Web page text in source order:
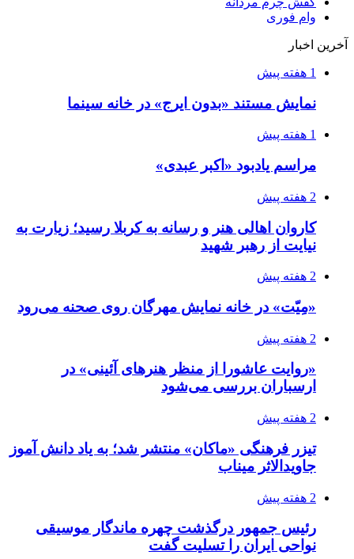
وام فوری
آخرین اخبار
1 هفته پیش
نمایش مستند «بدون ایرج» در خانه سینما
1 هفته پیش
مراسم یادبود «اکبر عبدی»
2 هفته پیش
کاروان اهالی هنر و رسانه به کربلا رسید؛ زیارت به
نیایت از رهبر شهید
2 هفته پیش
«مِیّت» در خانه نمایش مهرگان روی صحنه می‌رود
2 هفته پیش
«روایت عاشورا از منظر هنرهای آئینی» در
ارسباران بررسی می‌شود
2 هفته پیش
تیزر فرهنگی «ماکان» منتشر شد؛ به یاد دانش آموز
جاویدالاثر میناب
2 هفته پیش
رئیس جمهور درگذشت چهره ماندگار موسیقی
نواحی ایران را تسلیت گفت